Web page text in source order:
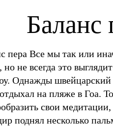
Баланс
пера Все мы так или
но не всегда это
Однажды швейцарский
отдыхал на пляже в Гоа.
свои
поднял несколько